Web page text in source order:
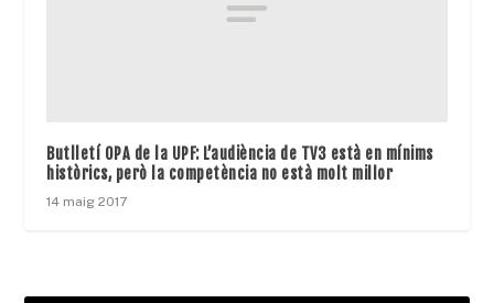
Butlletí OPA de la UPF: L’audiència de TV3 està en mínims
històrics, però la competència no està molt millor
14 maig 2017